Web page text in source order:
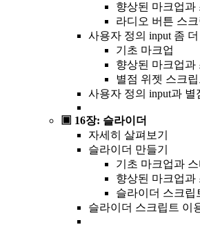
향상된 마크업과
라디오 버튼 스크
사용자 정의 input 좀
기초 마크업
향상된 마크업과
별점 위젯 스크립
사용자 정의 input과 별
▣ 16장: 슬라이더
자세히 살펴보기
슬라이더 만들기
기초 마크업과 스
향상된 마크업과
슬라이더 스크립
슬라이더 스크립트 이